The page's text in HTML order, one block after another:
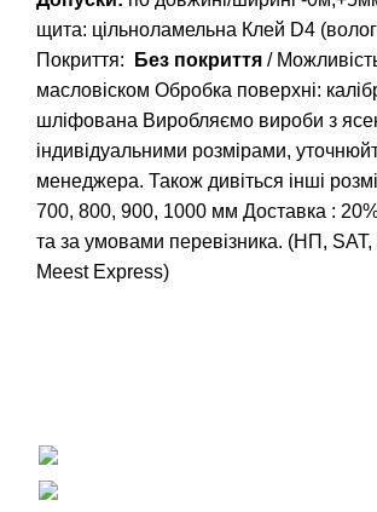
щита: цільноламельна Клей D4
Покриття:
Без покриття /
масловіском Обробка поверхні:
шліфована Виробляємо вироби з
індивідуальними розмірами,
менеджера. Також дивіться інші
700, 800, 900, 1000 мм Доставка :
та за умовами перевізника. (НП,
Meest Express)